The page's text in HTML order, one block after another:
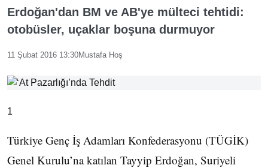
Erdoğan'dan BM ve AB'ye mülteci tehtidi:
otobüsler, uçaklar boşuna durmuyor
11 Şubat 2016 13:30Mustafa Hoş
1
Türkiye Genç İş Adamları Konfederasyonu (TÜGİK)
Genel Kurulu’na katılan Tayyip Erdoğan, Suriyeli